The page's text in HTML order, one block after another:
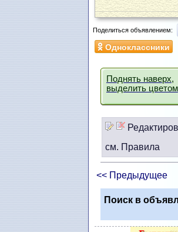
Поделиться объявлением:
Одноклассники
Поднять наверх,
выделить цветом
см. Правила
<< Предыдущее
Поиск в